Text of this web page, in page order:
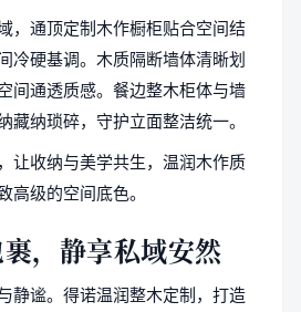
，通顶定制木作橱柜贴合空间结
冷硬基调。木质隔断墙体清晰划
间通透质感。餐边整木柜体与墙
藏纳琐碎，守护立面整洁统一。
让收纳与美学共生，温润木作质
级的空间底色。
，静享私域安然
静谧。得诺温润整木定制，打造